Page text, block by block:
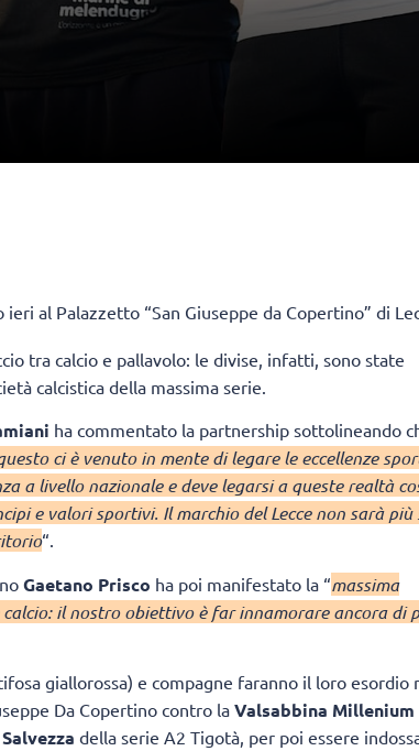
ieri al Palazzetto “San Giuseppe da Copertino” di
tra calcio e pallavolo: le divise, infatti, sono state
calcistica della massima serie.
ha commentato la partnership sottolineando
ci è venuto in mente di legare le eccellenze
a livello nazionale e deve legarsi a queste realtà
e valori sportivi. Il marchio del Lecce non sarà più
“.
Gaetano Prisco ha poi manifestato la “massima
il nostro obiettivo è far innamorare ancora di
giallorossa) e compagne faranno il loro esordio
Da Copertino contro laValsabbina Millenium
della serie A2 Tigotà, per poi essere